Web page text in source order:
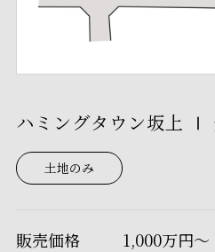
ハミングタウン坂上 Ⅰ
土地のみ
販売価格
1,000万円～